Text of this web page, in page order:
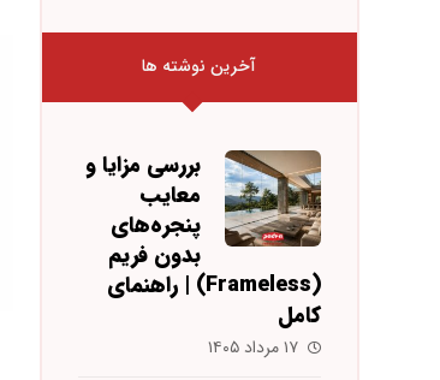
آخرین نوشته ها
بررسی مزایا و
معایب
پنجره‌های
بدون فریم
(Frameless) | راهنمای
کامل
۱۷ مرداد ۱۴۰۵